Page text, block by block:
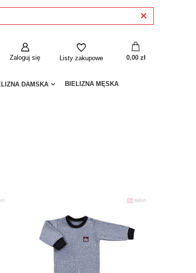
Zaloguj się Listy zakupowe 0,00 zł
DAMSKA BIELIZNA MĘSKA